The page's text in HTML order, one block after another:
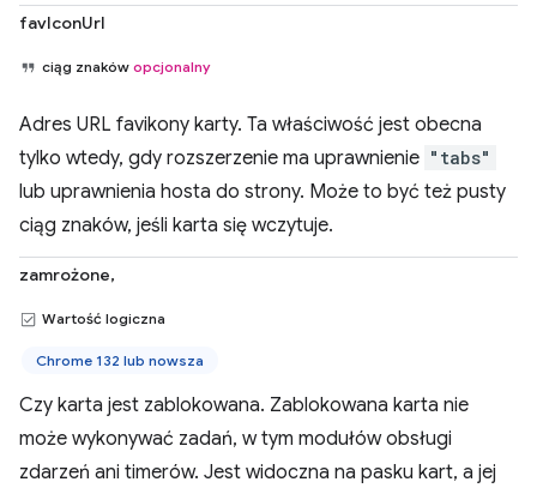
favIconUrl
ciąg znaków opcjonalny
Adres URL favikony karty. Ta właściwość jest obecna
tylko wtedy, gdy rozszerzenie ma uprawnienie "tabs"
lub uprawnienia hosta do strony. Może to być też pusty
ciąg znaków, jeśli karta się wczytuje.
zamrożone,
Wartość logiczna
Chrome 132 lub nowsza
Czy karta jest zablokowana. Zablokowana karta nie
może wykonywać zadań, w tym modułów obsługi
zdarzeń ani timerów. Jest widoczna na pasku kart, a jej